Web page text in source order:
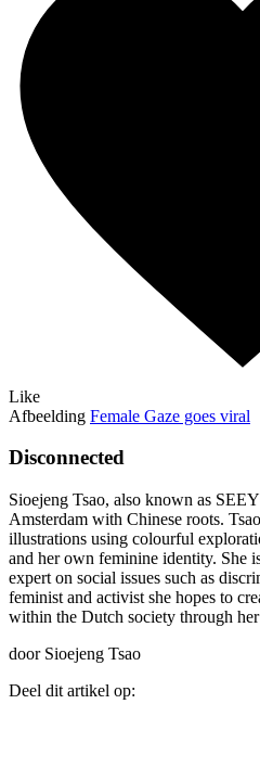
Like
Afbeelding Female Gaze goes viral
Disconnected
Sioejeng Tsao, also known as
Amsterdam with Chinese roots.
illustrations using colourful
and her own feminine identity. She
expert on social issues such as
feminist and activist she hopes to
within the Dutch society through
door Sioejeng Tsao
Deel dit artikel op: